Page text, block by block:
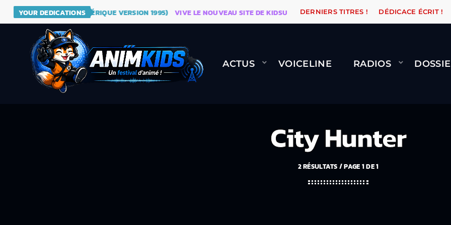
YOUR DEDICATIONS
BALL (GÉNÉRIQUE VERSION 1995) VIVE LE NOUVEAU SITE DE KIDSUNE WARÉTRO ORANGE ROAD QUI
DERNIERS TITRES ! DÉDICACE ÉCRIT !
ACTUS VOICELINE RADIOS
City Hunter
2 RÉSULTATS / PAGE 1 DE 1